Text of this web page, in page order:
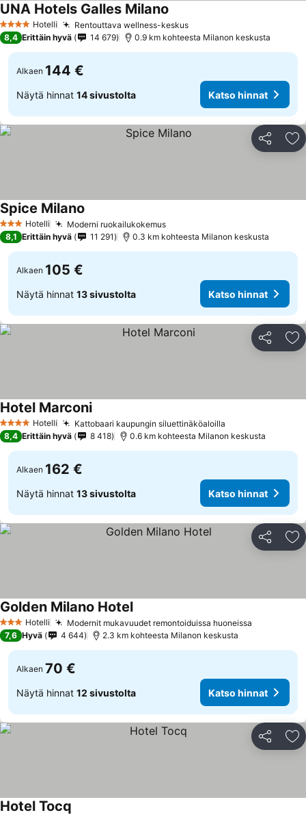
4 Tähtiluokitus
Hotelli Rentouttava wellness-keskus
UNA Hotels Galles Milano
8,4 Erittäin hyvä 14 679 0.9 km kohteesta Milanon keskusta
Alkaen 144 €
Näytä hinnat 14 sivustolta Katso hinnat
Jaa
3 Tähtiluokitus
Hotelli Moderni ruokailukokemus
Spice Milano
8,1 Erittäin hyvä 11 291 0.3 km kohteesta Milanon keskusta
Alkaen 105 €
Näytä hinnat 13 sivustolta Katso hinnat
Jaa
4 Tähtiluokitus
Hotelli Kattobaari kaupungin siluettinäköaloilla
Hotel Marconi
8,4 Erittäin hyvä 8 418 0.6 km kohteesta Milanon keskusta
Alkaen 162 €
Näytä hinnat 13 sivustolta Katso hinnat
Jaa
3 Tähtiluokitus
Hotelli Modernit mukavuudet remontoiduissa huoneissa
Golden Milano Hotel
7,6 Hyvä 4 644 2.3 km kohteesta Milanon keskusta
Alkaen 70 €
Näytä hinnat 12 sivustolta Katso hinnat
Jaa
Hotel Tocq